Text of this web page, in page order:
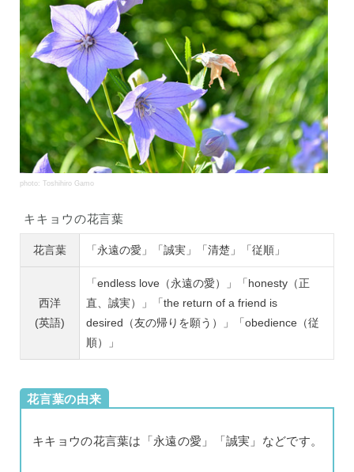
photo: Toshihiro Gamo
キキョウの花言葉
花言葉 「永遠の愛」「誠実」「清楚」「従順」
西洋
(英語)
「endless love（永遠の愛）」「honesty（正
直、誠実）」「the return of a friend is
desired（友の帰りを願う）」「obedience（従
順）」
花言葉の由来
キキョウの花言葉は「永遠の愛」「誠実」などです。